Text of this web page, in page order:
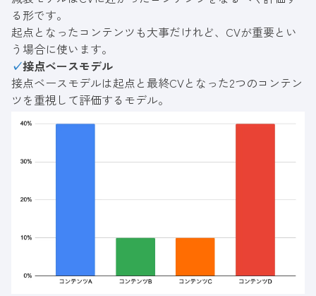
る形です。
起点となったコンテンツも大事だけれど、CVが重要とい
う場合に使います。
✓接点ベースモデル
接点ベースモデルは起点と最終CVとなった2つのコンテン
ツを重視して評価するモデル。